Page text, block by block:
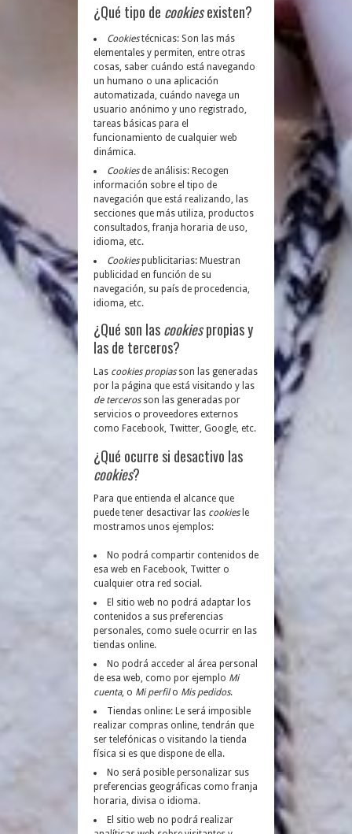
¿Qué tipo de cookiesexisten?
Cookiestécnicas: Son las más
elementales y permiten, entre otras
cosas, saber cuándo está navegando
un humano o una aplicación
automatizada, cuándo navega un
usuario anónimo y uno registrado,
tareas básicas para el
funcionamiento de cualquier web
dinámica.
Cookiesde análisis: Recogen
información sobre el tipo de
navegación que está realizando, las
secciones que más utiliza, productos
consultados, franja horaria de uso,
idioma, etc.
Cookiespublicitarias: Muestran
publicidad en función de su
navegación, su país de procedencia,
idioma, etc.
¿Qué son lascookiespropias y
las de terceros?
Las cookies propiasson las generadas
por la página que está visitando y las
de tercerosson las generadas por
servicios o proveedores externos
como Facebook, Twitter, Google, etc.
¿Qué ocurre si desactivo las
cookies?
Para que entienda el alcance que
puede tener desactivar las cookiesle
mostramos unos ejemplos:
No podrá compartir contenidos de
esa web en Facebook, Twitter o
cualquier otra red social.
El sitio web no podrá adaptar los
contenidos a sus preferencias
personales, como suele ocurrir en las
tiendas online.
No podrá acceder al área personal
de esa web, como por ejemplo Mi
cuenta, o Mi perfilo Mis pedidos.
Tiendas online: Le será imposible
realizar compras online, tendrán que
ser telefónicas o visitando la tienda
física si es que dispone de ella.
No será posible personalizar sus
preferencias geográficas como franja
horaria, divisa o idioma.
El sitio web no podrá realizar